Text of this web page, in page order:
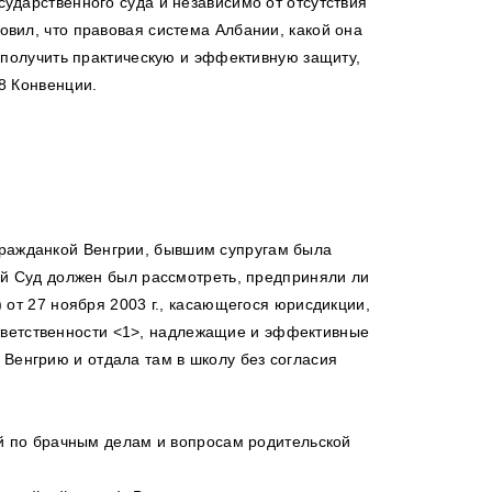
что правовая система Албании, какой она
практическую и эффективную защиту,
Конвенции.
Венгрии, бывшим супругам была
Суд должен был рассмотреть, предприняли ли
27 ноября 2003 г., касающегося юрисдикции,
<1>, надлежащие и эффективные
и отдала там в школу без согласия
по брачным делам и вопросам родительской